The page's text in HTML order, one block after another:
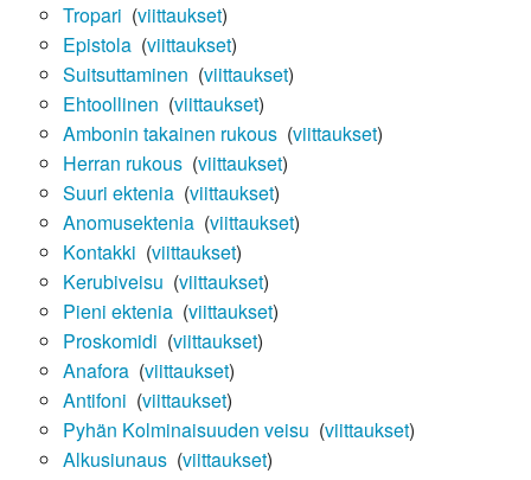
Tropari (viittaukset)
Epistola‎ (viittaukset)
Suitsuttaminen (viittaukset)
Ehtoollinen (viittaukset)
Ambonin takainen rukous‎ (viittaukset)
Herran rukous‎ (viittaukset)
Suuri ektenia‎ (viittaukset)
Anomusektenia‎ (viittaukset)
Kontakki (viittaukset)
Kerubiveisu (viittaukset)
Pieni ektenia‎ (viittaukset)
Proskomidi (viittaukset)
Anafora‎ (viittaukset)
Antifoni (viittaukset)
Pyhän Kolminaisuuden veisu (viittaukset)
Alkusiunaus‎ (viittaukset)